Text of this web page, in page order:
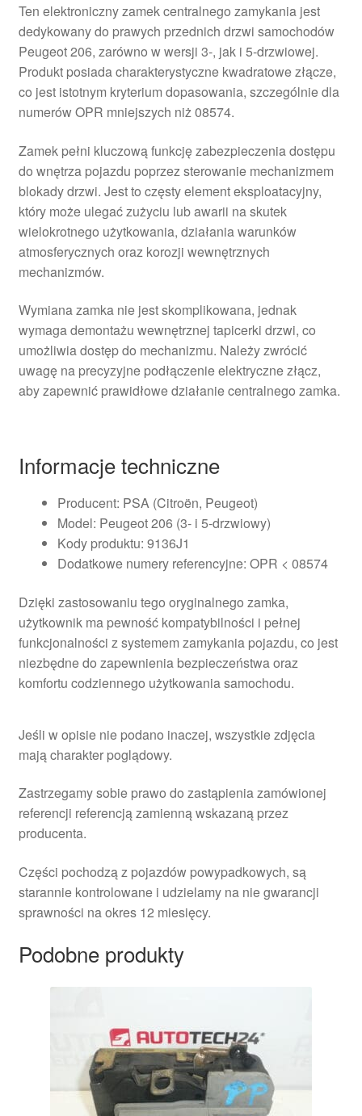
Ten elektroniczny zamek centralnego zamykania jest
dedykowany do prawych przednich drzwi samochodów
Peugeot 206, zarówno w wersji 3-, jak i 5-drzwiowej.
Produkt posiada charakterystyczne kwadratowe złącze,
co jest istotnym kryterium dopasowania, szczególnie dla
numerów OPR mniejszych niż 08574.
Zamek pełni kluczową funkcję zabezpieczenia dostępu
do wnętrza pojazdu poprzez sterowanie mechanizmem
blokady drzwi. Jest to częsty element eksploatacyjny,
który może ulegać zużyciu lub awarii na skutek
wielokrotnego użytkowania, działania warunków
atmosferycznych oraz korozji wewnętrznych
mechanizmów.
Wymiana zamka nie jest skomplikowana, jednak
wymaga demontażu wewnętrznej tapicerki drzwi, co
umożliwia dostęp do mechanizmu. Należy zwrócić
uwagę na precyzyjne podłączenie elektryczne złącz,
aby zapewnić prawidłowe działanie centralnego zamka.
Informacje techniczne
Producent: PSA (Citroën, Peugeot)
Model: Peugeot 206 (3- i 5-drzwiowy)
Kody produktu: 9136J1
Dodatkowe numery referencyjne: OPR < 08574
Dzięki zastosowaniu tego oryginalnego zamka,
użytkownik ma pewność kompatybilności i pełnej
funkcjonalności z systemem zamykania pojazdu, co jest
niezbędne do zapewnienia bezpieczeństwa oraz
komfortu codziennego użytkowania samochodu.
Jeśli w opisie nie podano inaczej, wszystkie zdjęcia
mają charakter poglądowy.
Zastrzegamy sobie prawo do zastąpienia zamówionej
referencji referencją zamienną wskazaną przez
producenta.
Części pochodzą z pojazdów powypadkowych, są
starannie kontrolowane i udzielamy na nie gwarancji
sprawności na okres 12 miesięcy.
Podobne produkty